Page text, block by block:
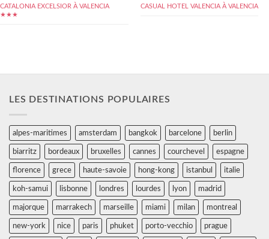
CATALONIA EXCELSIOR À VALENCIA
★★★
CASUAL HOTEL VALENCIA À VALENCIA
LES DESTINATIONS POPULAIRES
alpes-maritimes amsterdam bangkok barcelone berlin
biarritz bordeaux bruxelles cannes courchevel espagne
florence grece haute-savoie hong-kong istanbul italie
koh-samui lisbonne londres lourdes lyon madrid
majorque marrakech marseille miami milan montreal
new-york nice paris phuket porto-vecchio prague